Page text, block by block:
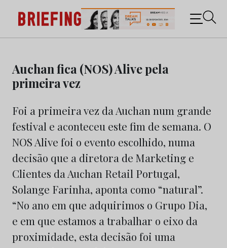
content
Briefing: Todas as notícias sobre os negócios do
Marketing e da Publicidade
Auchan fica (NOS) Alive pela
primeira vez
Foi a primeira vez da Auchan num grande
festival e aconteceu este fim de semana. O
NOS Alive foi o evento escolhido, numa
decisão que a diretora de Marketing e
Clientes da Auchan Retail Portugal,
Solange Farinha, aponta como “natural”.
“No ano em que adquirimos o Grupo Dia,
e em que estamos a trabalhar o eixo da
proximidade, esta decisão foi uma